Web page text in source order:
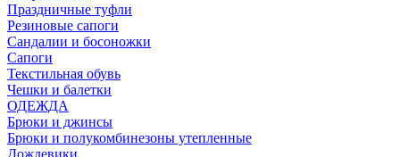
Праздничные туфли
Резиновые сапоги
Сандалии и босоножки
Сапоги
Текстильная обувь
Чешки и балетки
ОДЕЖДА
Брюки и джинсы
Брюки и полукомбинезоны утепленные
Дождевики